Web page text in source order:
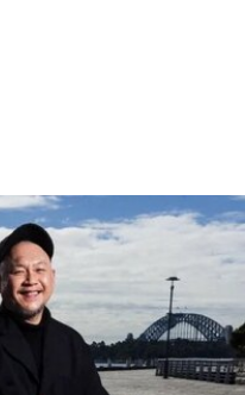
“阿尔托作品”
、社区及文化建筑。
，这些作品展现了“以
心的设计理念，体现
”。
一是位于赫尔辛基的
House，1936），由